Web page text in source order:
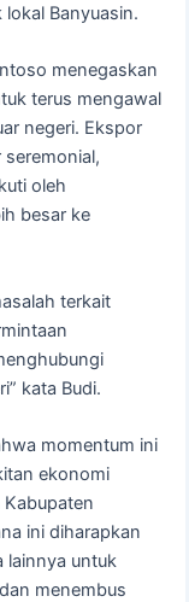
Banyuasin.
menegaskan
terus mengawal
negeri. Ekspor
oleh
besar ke
terkait
kata Budi.
momentum ini
ekonomi
Kabupaten
ini diharapkan
lainnya untuk
menembus